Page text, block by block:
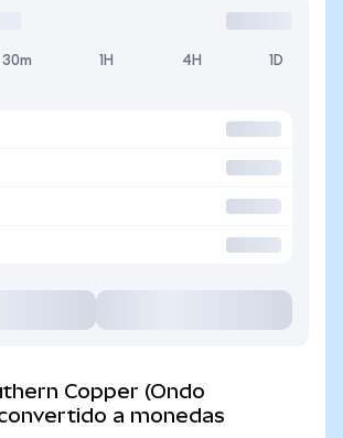
30m 1H 4H 1D
Copper (Ondo
a monedas